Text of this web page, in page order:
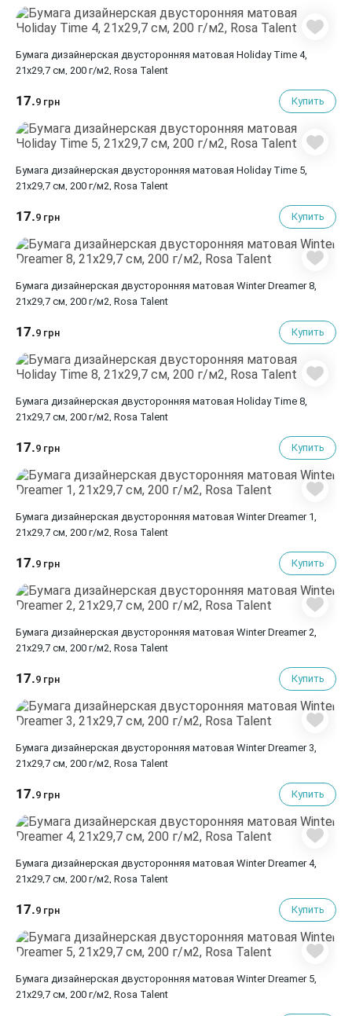
Бумага дизайнерская двусторонняя матовая Holiday Time 4,
21х29,7 см, 200 г/м2, Rosa Talent
17.9 грн Купить
Бумага дизайнерская двусторонняя матовая Holiday Time 5,
21х29,7 см, 200 г/м2, Rosa Talent
17.9 грн Купить
Бумага дизайнерская двусторонняя матовая Winter Dreamer 8,
21х29,7 см, 200 г/м2, Rosa Talent
17.9 грн Купить
Бумага дизайнерская двусторонняя матовая Holiday Time 8,
21х29,7 см, 200 г/м2, Rosa Talent
17.9 грн Купить
Бумага дизайнерская двусторонняя матовая Winter Dreamer 1,
21х29,7 см, 200 г/м2, Rosa Talent
17.9 грн Купить
Бумага дизайнерская двусторонняя матовая Winter Dreamer 2,
21х29,7 см, 200 г/м2, Rosa Talent
17.9 грн Купить
Бумага дизайнерская двусторонняя матовая Winter Dreamer 3,
21х29,7 см, 200 г/м2, Rosa Talent
17.9 грн Купить
Бумага дизайнерская двусторонняя матовая Winter Dreamer 4,
21х29,7 см, 200 г/м2, Rosa Talent
17.9 грн Купить
Бумага дизайнерская двусторонняя матовая Winter Dreamer 5,
21х29,7 см, 200 г/м2, Rosa Talent